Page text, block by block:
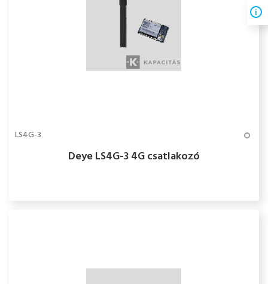
LS4G-3
Deye LS4G-3 4G csatlakozó